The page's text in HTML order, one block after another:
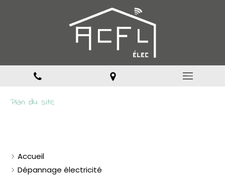
Plan du site
Accueil
Dépannage électricité